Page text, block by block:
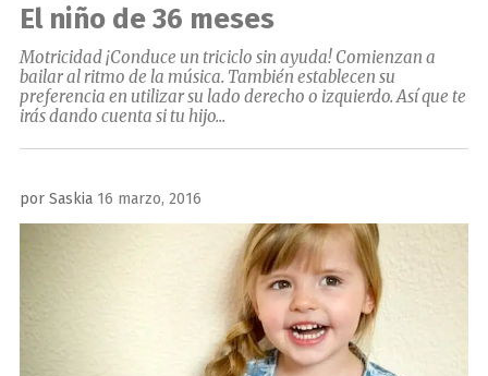
El niño de 36 meses
Motricidad ¡Conduce un triciclo sin ayuda! Comienzan a
bailar al ritmo de la música. También establecen su
preferencia en utilizar su lado derecho o izquierdo. Así que te
irás dando cuenta si tu hijo...
por Saskia Publicado
el
16 marzo, 2016